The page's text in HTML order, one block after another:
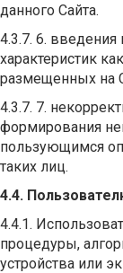
данного Сайта.
4.3.7. 6.
характеристик
размещенных на
4.3.7. 7.
формирования
пользующимся
таких лиц.
4.4.
4.4.1.
процедуры,
устройства или